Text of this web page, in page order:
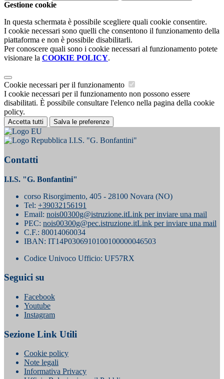
Gestione cookie
In questa schermata è possibile scegliere quali cookie consentire.
I cookie necessari sono quelli che consentono il funzionamento della
piattaforma e non è possibile disabilitarli.
Per conoscere quali sono i cookie necessari al funzionamento potete
visionare la COOKIE POLICY.
Cookie necessari per il funzionamento
I cookie necessari per il funzionamento non possono essere
disabilitati. È possibile consultare l'elenco nella pagina della cookie
policy.
Accetta tutti Salva le preferenze
I.I.S. "G. Bonfantini"
Contatti
I.I.S. "G. Bonfantini"
corso Risorgimento, 405 - 28100 Novara (NO)
Tel: +39032156191
Email: nois00300g@istruzione.itLink per inviare una mail
PEC: nois00300g@pec.istruzione.itLink per inviare una mail
C.F.: 80014060034
IBAN: IT14P0306910100100000046503
Codice Univoco Ufficio: UF57RX
Seguici su
Facebook
Youtube
Instagram
Sezione Link Utili
Cookie policy
Note legali
Informativa Privacy